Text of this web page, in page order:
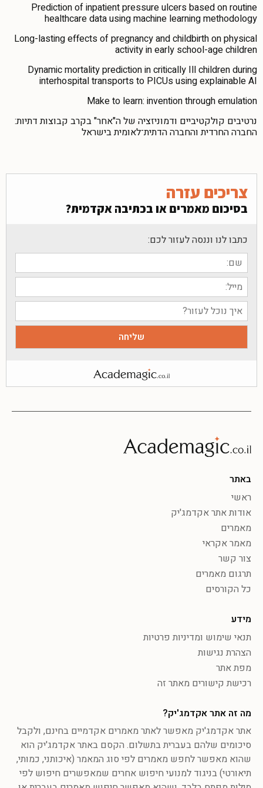
Prediction of inpatient pressure ulcers based on routine
healthcare data using machine learning methodology
Long-lasting effects of pregnancy and childbirth on physical
activity in early school-age children
Dynamic mortality prediction in critically Ill children during
interhospital transports to PICUs using explainable AI
Make to learn: invention through emulation
נרטיבים קולקטיביים ודמוניזציה של ה"אחר" בקרב קבוצות דתיות:
החברה החרדית והחברה הדתית־לאומית בישראל
צריכים עזרה
בסיכום מאמרים או בכתיבה אקדמית?
כתבו לנו וננסה לעזור לכם:
באתר
ראשי
אודות אתר אקדמג'יק
מאמרים
מאמר אקראי
צור קשר
תרגום מאמרים
כל הקורסים
מידע
תנאי שימוש ומדיניות פרטיות
הצהרת נגישות
מפת אתר
רכישת קישורים מאתר זה
מה זה אתר אקדמג'יק?
אתר אקדמג'יק מאפשר לאתר מאמרים אקדמיים בחינם, ולקבל
סיכומים שלהם בעברית בתשלום. הקסם באתר אקדמג'יק הוא
שהוא מאפשר לחפש מאמרים לפי סוג המאמר (איכותני, כמותי,
תיאורטי) בניגוד למנועי חיפוש אחרים שמאפשרים חיפוש לפי